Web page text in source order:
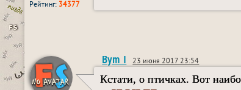
Рейтинг: 34377
Bym I 23 июня 2017 23:54
Кстати, о птичках. Вот